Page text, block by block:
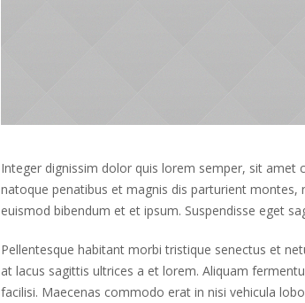
Integer dignissim dolor quis lorem semper, sit amet
natoque penatibus et magnis dis parturient montes,
euismod bibendum et et ipsum. Suspendisse eget
Pellentesque habitant morbi tristique senectus et
at lacus sagittis ultrices a et lorem. Aliquam
facilisi. Maecenas commodo erat in nisi vehicula